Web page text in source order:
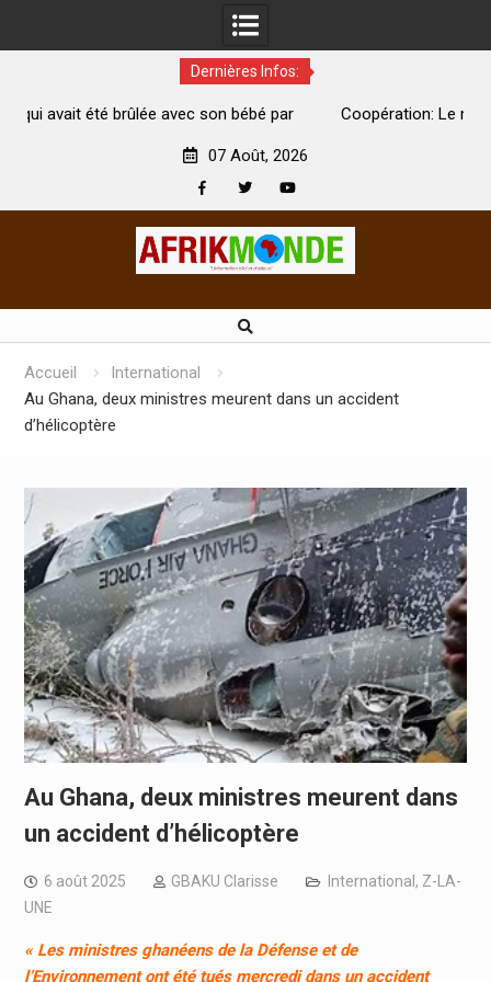
Dernières Infos:
bébé par
Coopération: Le ministre Indien Kirti Vardhan Singh
07 Août, 2026
Accueil
International
Au Ghana, deux ministres meurent dans un accident
d’hélicoptère
Au Ghana, deux ministres meurent dans
un accident d’hélicoptère
6 août 2025 GBAKU Clarisse International , Z-LA-
UNE
« Les ministres ghanéens de la Défense et de
l’Environnement ont été tués mercredi dans un accident